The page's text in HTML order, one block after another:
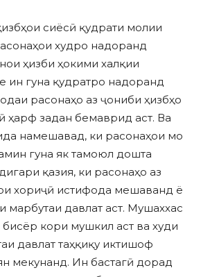
сиёсӣ қудрати молии
худро надоранд
ҳизби ҳокими халқии
ин гуна қудратро надоранд
расонаҳо аз ҷониби ҳизбҳо
ҳарф задан бемаврид аст. Ва
намешавад, ки расонаҳои мо
гуна як тамоюл дошта
қазия, ки расонаҳо аз
хориҷӣ истифода мешаванд ё
марбутаи давлат аст. Мушаххас
кори мушкил аст ва худи
давлат таҳқиқу иктишоф
мекунанд. Ин бастагӣ дорад